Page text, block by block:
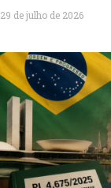
29 de julho de 2026